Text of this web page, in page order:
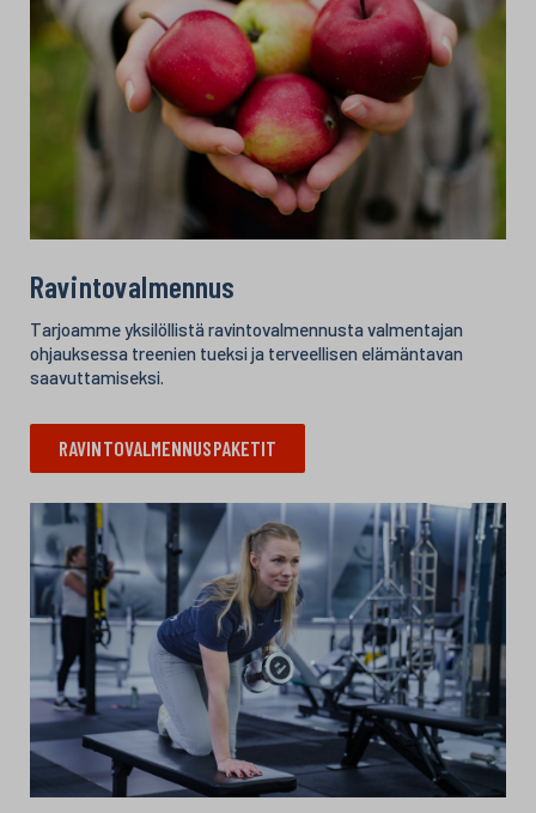
Ravintovalmennus
Tarjoamme yksilöllistä ravintovalmennusta valmentajan
ohjauksessa treenien tueksi ja terveellisen elämäntavan
saavuttamiseksi.
RAVINTOVALMENNUSPAKETIT